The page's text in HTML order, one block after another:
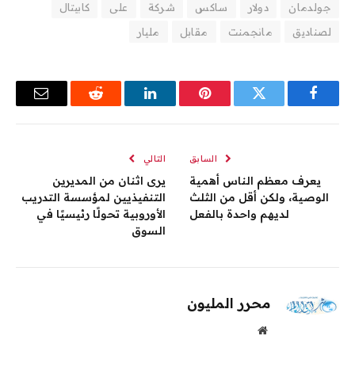
جولدمان
دولار ساكس شركة على
كابيتال
لصناديق
مانجمنت مقابل مليار
فيسبوك تويتر بينتيريستلينكدإن رديت
البريد
السابق
يعرف معظم الناس أهمية
الوصية، ولكن أقل من الثلث
لديهم واحدة بالفعل
التالي
يرى اثنان من المديرين
التنفيذيين لمؤسسة التدريب
الأوروبية تحولًا رئيسيًا في
السوق
محرر المليون
موقع